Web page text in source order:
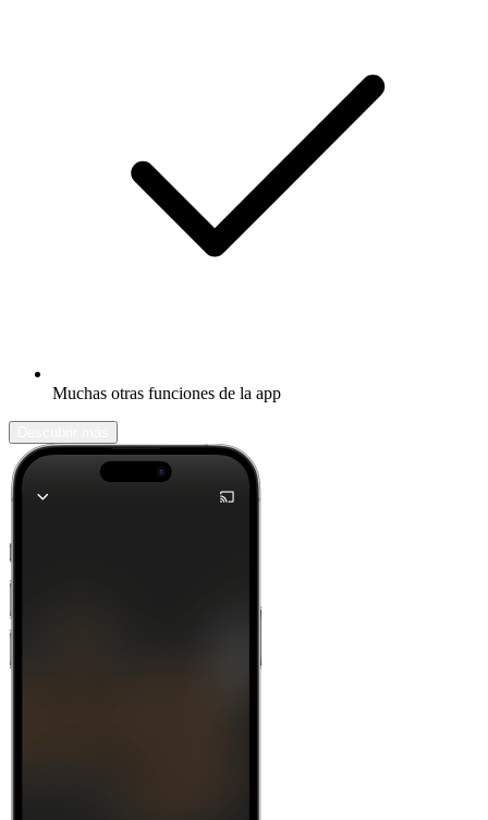
Muchas otras funciones de la app